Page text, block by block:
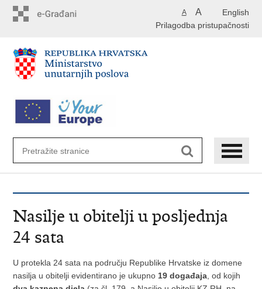
English
A A
Prilagodba pristupačnosti
Nasilje u obitelji u posljednja
24 sata
U protekla 24 sata na području Republike Hrvatske iz domene
nasilja u obitelji evidentirano je ukupno 19 događaja , od kojih